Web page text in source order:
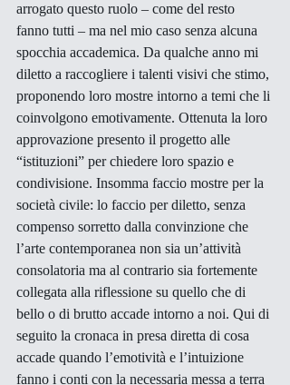
arrogato questo ruolo – come del resto
fanno tutti – ma nel mio caso senza alcuna
spocchia accademica. Da qualche anno mi
diletto a raccogliere i talenti visivi che stimo,
proponendo loro mostre intorno a temi che li
coinvolgono emotivamente. Ottenuta la loro
approvazione presento il progetto alle
“istituzioni” per chiedere loro spazio e
condivisione. Insomma faccio mostre per la
società civile: lo faccio per diletto, senza
compenso sorretto dalla convinzione che
l’arte contemporanea non sia un’attività
consolatoria ma al contrario sia fortemente
collegata alla riflessione su quello che di
bello o di brutto accade intorno a noi. Qui di
seguito la cronaca in presa diretta di cosa
accade quando l’emotività e l’intuizione
fanno i conti con la necessaria messa a terra